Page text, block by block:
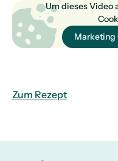
Um dieses Video
Marketing
Zum Rezept